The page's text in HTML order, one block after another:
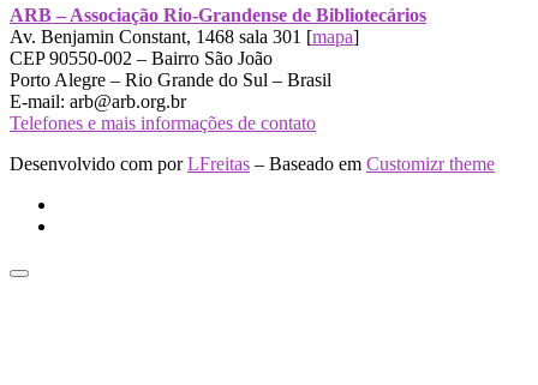
ARB – Associação Rio-Grandense de Bibliotecários
Av. Benjamin Constant, 1468 sala 301 [mapa]
CEP 90550-002 – Bairro São João
Porto Alegre – Rio Grande do Sul – Brasil
E-mail: arb@arb.org.br
Telefones e mais informações de contato
Desenvolvido com porLFreitas – Baseado em Customizr theme